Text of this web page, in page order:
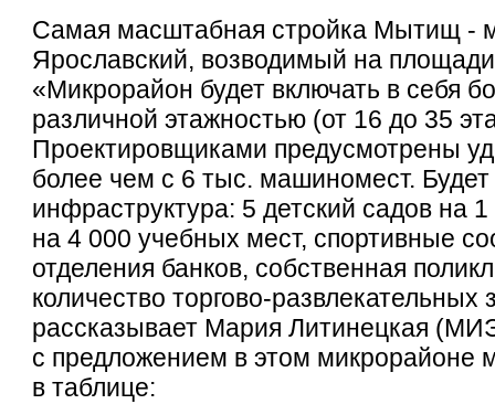
Самая масштабная стройка Мытищ -
Ярославский, возводимый на площади
«Микрорайон будет включать в себя
различной этажностью (от 16 до 35
Проектировщиками предусмотрены
более чем с 6 тыс. машиномест. Будет
инфраструктура: 5 детский садов на
на 4 000 учебных мест, спортивные
отделения банков, собственная
количество торгово-развлекательных
рассказывает Мария Литинецкая
с предложением в этом микрорайоне
в таблице: